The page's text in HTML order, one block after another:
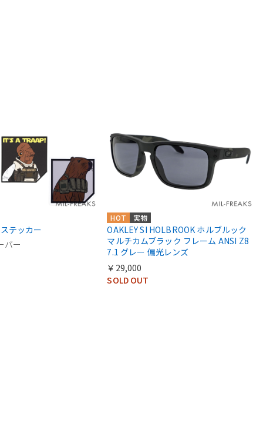
テッカー
バー
実物
HOT
OAKLEY SI HOLBROOK ホルブルック
マルチカムブラック フレーム ANSI Z8
7.1 グレー 偏光レンズ
￥29,000
SOLD OUT